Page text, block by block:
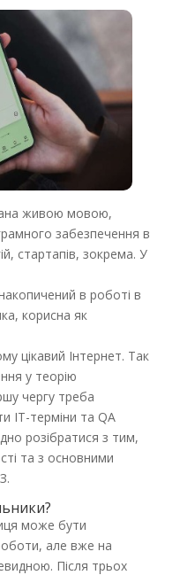
живою мовою,
забезпечення в
стартапів, зокрема. У
в роботі в
корисна як
цікавий Інтернет. Так
у теорію
чергу треба
IT-терміни та QA
розібратися з тим,
та з основними
може бути
але вже на
Після трьох